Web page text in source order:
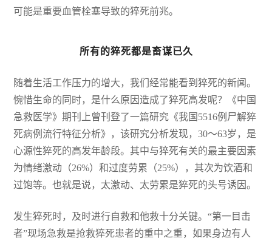
可能是重要血管栓塞导致的猝死前兆。
所有的猝死都是畜谋已久
随着生活工作压力的增大，我们经常能看到猝死的新闻。
惋惜生命的同时，是什么原因造成了猝死高发呢？《中国
急救医学》期刊上曾刊登了一篇研究《我国5516例尸解猝
死病例流行特征分析》，该研究分析发现，30～63岁，是
心源性猝死的高发年龄段。其中与猝死有关的最主要因素
为情绪激动（26%）和过度劳累（25%），其次为饮酒和
过饱等。也就是说，太激动、太劳累是猝死的头号诱因。
发生猝死时，及时进行自救和他救十分关键。“第一目击
者”现场急救是抢救猝死患者的重中之重，如果身边有人